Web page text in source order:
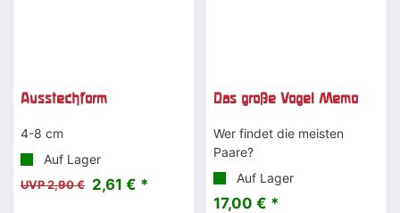
Ausstechform
4-8 cm
Auf Lager
UVP 2,90 € 2,61 € *
Das große Vogel Memo
Wer findet die meisten
Paare?
Auf Lager
17,00 € *